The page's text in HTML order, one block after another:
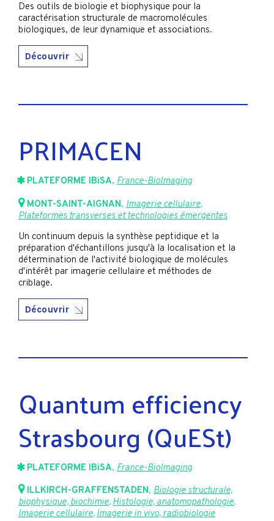
Des outils de biologie et biophysique pour la
caractérisation structurale de macromolécules
biologiques, de leur dynamique et associations.
Découvrir
PRIMACEN
PLATEFORME IBiSA, France-BioImaging
MONT-SAINT-AIGNAN, Imagerie cellulaire,
Plateformes transverses et technologies émergentes
Un continuum depuis la synthèse peptidique et la
préparation d'échantillons jusqu'à la localisation et la
détermination de l'activité biologique de molécules
d'intérêt par imagerie cellulaire et méthodes de
criblage.
Découvrir
Quantum efficiency
Strasbourg (QuESt)
PLATEFORME IBiSA, France-BioImaging
ILLKIRCH-GRAFFENSTADEN, Biologie structurale,
biophysique, biochimie,Histologie, anatomopathologie,
Imagerie cellulaire,Imagerie in vivo, radiobiologie